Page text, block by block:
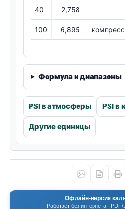
40 2,758
100 6,895
Формула и диапазоны
PSI в атмосферы PSI в
Другие единицы
Офлайн-версия
Работает без интернета ·